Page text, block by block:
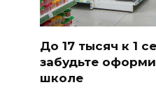
До 17 тысяч к 1
забудьте
школе